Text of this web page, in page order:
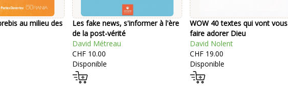
au milieu des
Les fake news, s'informer à l'ère
de la post-vérité
David Métreau
CHF 10.00
Disponible
WOW 40 textes qui vont vous
faire adorer Dieu
David Nolent
CHF 19.00
Disponible